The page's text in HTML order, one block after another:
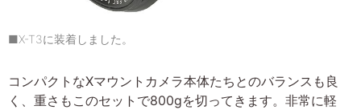
■X-T3に装着しました。
コンパクトなXマウントカメラ本体たちとのバランスも良
く、重さもこのセットで800gを切ってきます。非常に軽